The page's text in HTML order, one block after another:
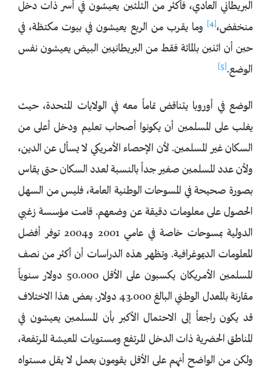
البريطاني العادي، فأكثر من الثلثين يعيشون في أسر ذات دخل
منخفض،[4]
وما يقرب من الربع يعيشون في بيوت مكتظة، في
حين أن اثنين بالمائة فقط من البريطانيين البيض يعيشون نفس
الوضع.[5]
الوضع في أوروبا يتناقض تماماً معه في الولايات المتحدة، حيث
يغلب على المسلمين أن يكونوا أصحاب تعليم ودخل أعلى من
السكان غير المسلمين. لأن الإحصاء الأمريكي لا يسأل عن الدين،
ولأن عدد المسلمين صغير جداً بالنسبة لعدد السكان حتى يقاس
بصورة صحيحة في المسوحات الوطنية العامة، فليس من السهل
الحصول على معلومات دقيقة عن وضعهم. قامت مؤسسة زغبي
الدولية بمسوحات خاصة في عامي 2001 و2004 توفر أفضل
المعلومات الديموغرافية. وتظهر هذه الدراسات أن أكثر من نصف
المسلمين الأمريكان يكسبون على الأقل 50.000 دولار سنوياً
مقارنة بالمعدل الوطني البالغ 43.000 دولار. بعض هذا الاختلاف
قد يكون راجعاً إلى الاحتمال الأكبر بأن المسلمين يعيشون في
المناطق الحضرية ذات الدخل المرتفع ومستويات المعيشة المرتفعة،
ولكن من الواضح أنهم على الأقل يقومون بعمل لا يقل مستواه